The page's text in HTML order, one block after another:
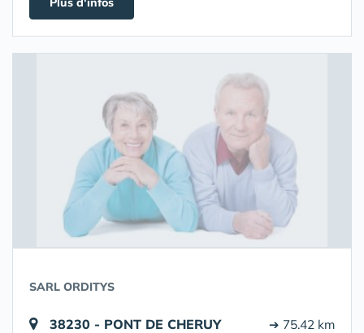
SARL ORDITYS
38230 - PONT DE CHERUY ➔ 75.42 km